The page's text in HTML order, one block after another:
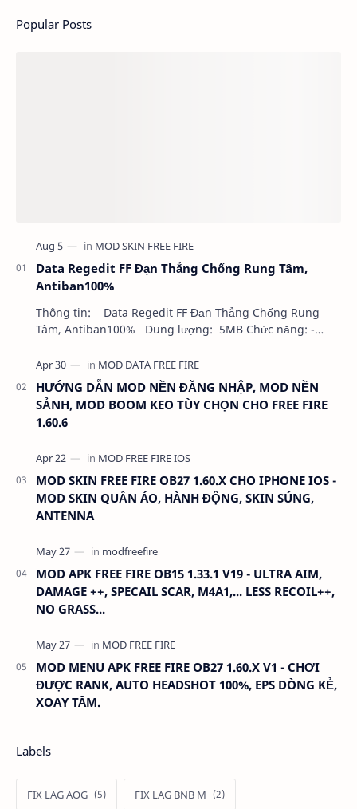
Popular Posts
Data Regedit FF Đạn Thẳng Chống Rung Tâm,
Antiban100%
Thông tin: Data Regedit FF Đạn Thẳng Chống Rung
Tâm, Antiban100% Dung lượng: 5MB Chức năng: -
HƯỚNG DẪN MOD NỀN ĐĂNG NHẬP, MOD NỀN
SẢNH, MOD BOOM KEO TÙY CHỌN CHO FREE FIRE
1.60.6
MOD SKIN FREE FIRE OB27 1.60.X CHO IPHONE IOS -
MOD SKIN QUẦN ÁO, HÀNH ĐỘNG, SKIN SÚNG,
ANTENNA
MOD APK FREE FIRE OB15 1.33.1 V19 - ULTRA AIM,
DAMAGE ++, SPECAIL SCAR, M4A1,... LESS RECOIL++,
NO GRASS...
MOD MENU APK FREE FIRE OB27 1.60.X V1 - CHƠI
ĐƯỢC RANK, AUTO HEADSHOT 100%, EPS DÒNG KẺ,
XOAY TÂM.
Labels
FIX LAG AOG FIX LAG BNB M